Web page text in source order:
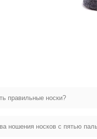
правильные носки?
ношения носков с пятью